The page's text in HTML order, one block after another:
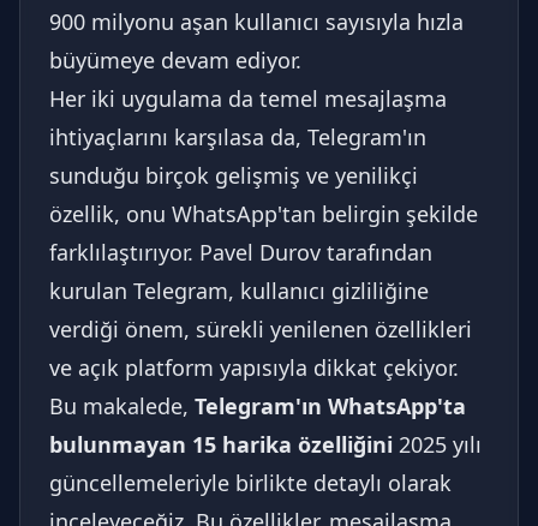
900 milyonu aşan kullanıcı sayısıyla hızla
büyümeye devam ediyor.
Her iki uygulama da temel mesajlaşma
ihtiyaçlarını karşılasa da, Telegram'ın
sunduğu birçok gelişmiş ve yenilikçi
özellik, onu WhatsApp'tan belirgin şekilde
farklılaştırıyor. Pavel Durov tarafından
kurulan Telegram, kullanıcı gizliliğine
verdiği önem, sürekli yenilenen özellikleri
ve açık platform yapısıyla dikkat çekiyor.
Bu makalede, Telegram'ın WhatsApp'ta
bulunmayan 15 harika özelliğini 2025 yılı
güncellemeleriyle birlikte detaylı olarak